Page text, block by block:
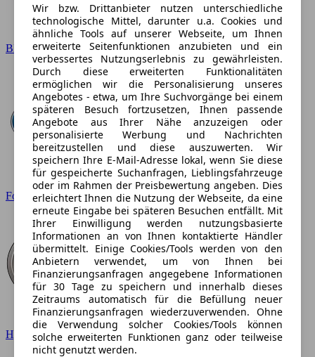
BMW
Ford
Hyundai
Wir bzw. Drittanbieter nutzen unterschiedliche
technologische Mittel, darunter u.a. Cookies und
ähnliche Tools auf unserer Webseite, um Ihnen
erweiterte Seitenfunktionen anzubieten und ein
verbessertes Nutzungserlebnis zu gewährleisten.
Durch diese erweiterten Funktionalitäten
ermöglichen wir die Personalisierung unseres
Angebotes - etwa, um Ihre Suchvorgänge bei einem
späteren Besuch fortzusetzen, Ihnen passende
Angebote aus Ihrer Nähe anzuzeigen oder
personalisierte Werbung und Nachrichten
bereitzustellen und diese auszuwerten. Wir
speichern Ihre E-Mail-Adresse lokal, wenn Sie diese
für gespeicherte Suchanfragen, Lieblingsfahrzeuge
oder im Rahmen der Preisbewertung angeben. Dies
erleichtert Ihnen die Nutzung der Webseite, da eine
erneute Eingabe bei späteren Besuchen entfällt. Mit
Ihrer Einwilligung werden nutzungsbasierte
Informationen an von Ihnen kontaktierte Händler
übermittelt. Einige Cookies/Tools werden von den
Anbietern verwendet, um von Ihnen bei
Finanzierungsanfragen angegebene Informationen
für 30 Tage zu speichern und innerhalb dieses
Zeitraums automatisch für die Befüllung neuer
Finanzierungsanfragen wiederzuverwenden. Ohne
die Verwendung solcher Cookies/Tools können
solche erweiterten Funktionen ganz oder teilweise
nicht genutzt werden.